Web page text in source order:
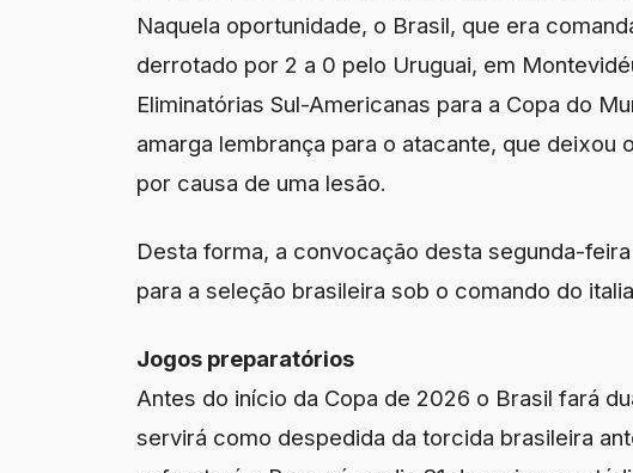
Naquela oportunidade, o Brasil, que era
derrotado por 2 a 0 pelo Uruguai, em
Eliminatórias Sul-Americanas para a Copa do
amarga lembrança para o atacante, que deixou
por causa de uma lesão.
Desta forma, a convocação desta segunda-
para a seleção brasileira sob o comando do
Jogos preparatórios
Antes do início da Copa de 2026 o Brasil fará
servirá como despedida da torcida brasileira